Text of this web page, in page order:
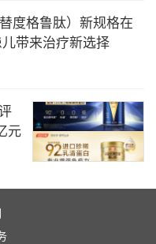
度格鲁肽）新规格在
带来治疗新选择
元